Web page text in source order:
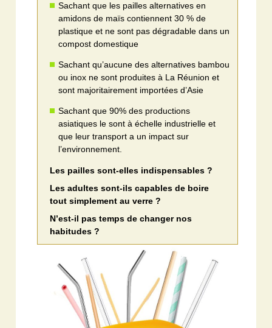
Sachant que les pailles alternatives en
amidons de maïs contiennent 30 % de
plastique et ne sont pas dégradable dans un
compost domestique
Sachant qu’aucune des alternatives bambou
ou inox ne sont produites à La Réunion et
sont majoritairement importées d’Asie
Sachant que 90% des productions
asiatiques le sont à échelle industrielle et
que leur transport a un impact sur
l’environnement.
Les pailles sont-elles indispensables ?
Les adultes sont-ils capables de boire
tout simplement au verre ?
N’est-il pas temps de changer nos
habitudes ?